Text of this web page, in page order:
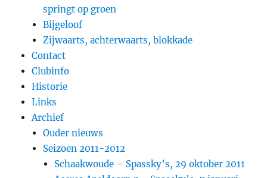
springt op groen
Bijgeloof
Zijwaarts, achterwaarts, blokkade
Contact
Clubinfo
Historie
Links
Archief
Ouder nieuws
Seizoen 2011-2012
Schaakwoude – Spassky’s, 29 oktober 2011